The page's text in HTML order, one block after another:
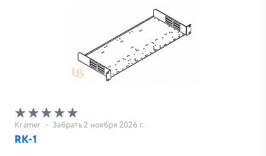
Kramer • Забрать 2 ноября 2026 г.
RK-1